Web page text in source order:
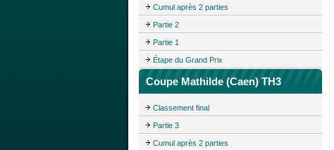
Cumul après 2 parties
Partie 2
Partie 1
Étape du Grand Prix
Coupe Mathilde (Caen) TH3
Classement final
Partie 3
Cumul après 2 parties